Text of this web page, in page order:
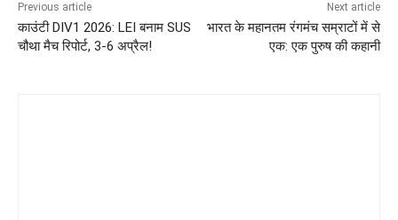
Previous article
काउंटी DIV1 2026: LEI बनाम SUS
चौथा मैच रिपोर्ट, 3-6 अप्रैल!
Next article
भारत के महानतम रंगमंच सम्राटों में से
एक: एक पुरुष की कहानी